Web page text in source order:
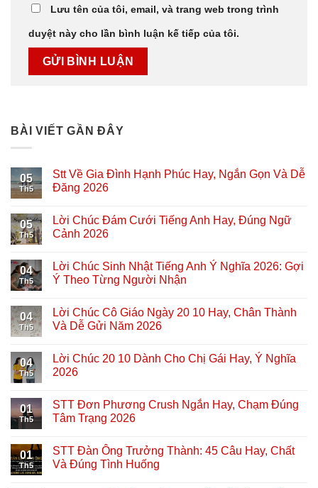
Lưu tên của tôi, email, và trang web trong trình
duyệt này cho lần bình luận kế tiếp của tôi.
BÀI VIẾT GẦN ĐÂY
05
Th5
Stt Về Gia Đình Hạnh Phúc Hay, Ngắn Gọn Và Dễ
Đăng 2026
05
Th5
Lời Chúc Đám Cưới Tiếng Anh Hay, Đúng Ngữ
Cảnh 2026
04
Th5
Lời Chúc Sinh Nhật Tiếng Anh Ý Nghĩa 2026: Gợi
Ý Theo Từng Người Nhận
04
Th5
Lời Chúc Cô Giáo Ngày 20 10 Hay, Chân Thành
Và Dễ Gửi Năm 2026
04
Th5
Lời Chúc 20 10 Dành Cho Chị Gái Hay, Ý Nghĩa
2026
01
Th5
STT Đơn Phương Crush Ngắn Hay, Chạm Đúng
Tâm Trạng 2026
01
Th5
STT Đàn Ông Trưởng Thành: 45 Câu Hay, Chất
Và Đúng Tình Huống